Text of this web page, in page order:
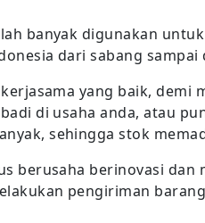
banyak digunakan
dari sabang sampai
yang baik, demi
di usaha anda, atau
sehingga stok
berusaha berinovasi
pengiriman